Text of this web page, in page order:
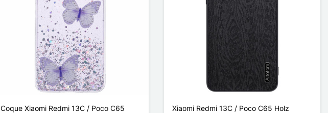
Coque Xiaomi Redmi 13C / Poco C65
Xiaomi Redmi 13C / Poco C65 Holz